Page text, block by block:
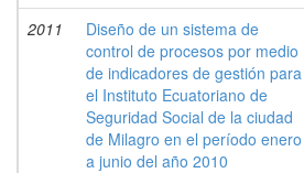
2011
Diseño de un sistema de
control de procesos por medio
de indicadores de gestión para
el Instituto Ecuatoriano de
Seguridad Social de la ciudad
de Milagro en el período enero
a junio del año 2010